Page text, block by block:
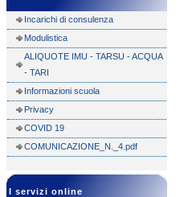
Incarichi di consulenza
Modulistica
ALIQUOTE IMU - TARSU - ACQUA
- TARI
Informazioni scuola
Privacy
COVID 19
COMUNICAZIONE_N._4.pdf
I servizi online